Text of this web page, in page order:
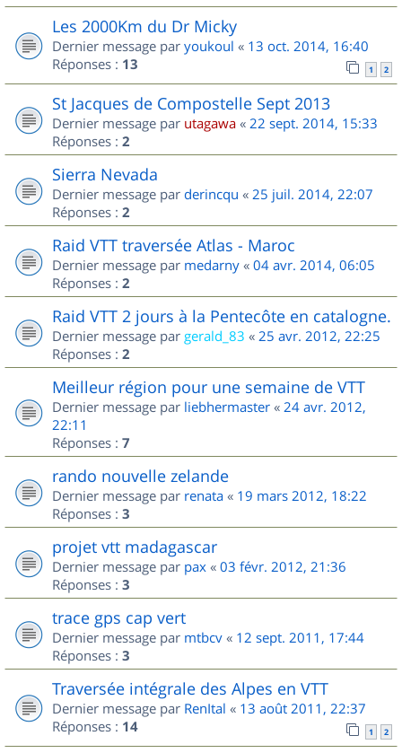
Les 2000Km du Dr Micky
Dernier message par youkoul « 13 oct. 2014, 16:40
Réponses : 13 1 2
St Jacques de Compostelle Sept 2013
Dernier message par utagawa « 22 sept. 2014, 15:33
Réponses : 2
Sierra Nevada
Dernier message par derincqu « 25 juil. 2014, 22:07
Réponses : 2
Raid VTT traversée Atlas - Maroc
Dernier message par medarny « 04 avr. 2014, 06:05
Réponses : 2
Raid VTT 2 jours à la Pentecôte en catalogne.
Dernier message par gerald_83 « 25 avr. 2012, 22:25
Réponses : 2
Meilleur région pour une semaine de VTT
Dernier message par liebhermaster « 24 avr. 2012,
22:11
Réponses : 7
rando nouvelle zelande
Dernier message par renata « 19 mars 2012, 18:22
Réponses : 3
projet vtt madagascar
Dernier message par pax « 03 févr. 2012, 21:36
Réponses : 3
trace gps cap vert
Dernier message par mtbcv « 12 sept. 2011, 17:44
Réponses : 3
Traversée intégrale des Alpes en VTT
Dernier message par RenItal « 13 août 2011, 22:37
Réponses : 14 1 2